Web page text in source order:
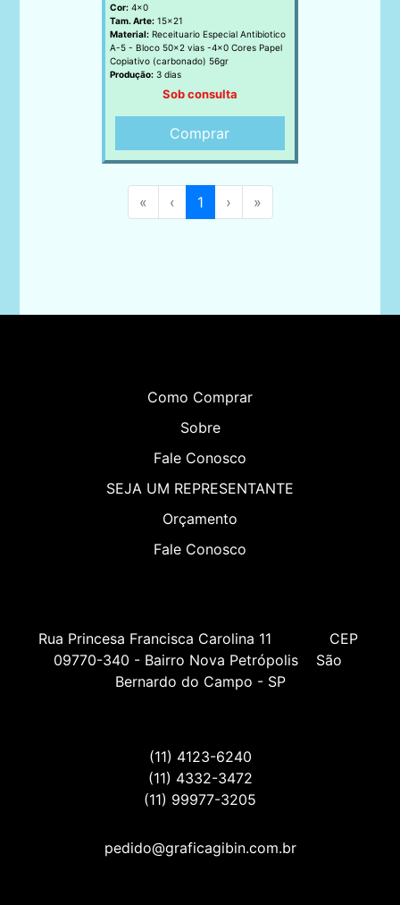
Cor: 4x0
Tam. Arte: 15x21
Material: Receituario Especial Antibiotico
A-5 - Bloco 50x2 vias -4x0 Cores Papel
Copiativo (carbonado) 56gr
Produção: 3 dias
Sob consulta
Comprar
« ‹ 1 › »
Como Comprar
Sobre
Fale Conosco
SEJA UM REPRESENTANTE
Orçamento
Fale Conosco
Rua Princesa Francisca Carolina 11             CEP
09770-340 - Bairro Nova Petrópolis    São
Bernardo do Campo - SP
(11) 4123-6240
(11) 4332-3472
(11) 99977-3205
pedido@graficagibin.com.br